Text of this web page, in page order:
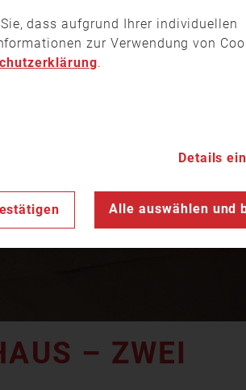
– ZWEI
dass aufgrund Ihrer individuellen
zur Verwendung von
.
Details
Alle auswählen und